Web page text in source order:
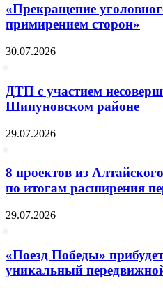
«Прекращение
примирением сторон»
30.07.2026
ДТП с участием
Шипуновском районе
29.07.2026
8 проектов из
по итогам расширения
29.07.2026
«Поезд Победы»
уникальный